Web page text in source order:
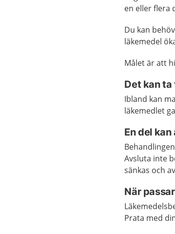
en eller flera
Du kan
läkemedel
Målet är att
Det kan ta
Ibland kan
läkemedlet
En del
Avsluta inte
sänkas och
När
Prata med